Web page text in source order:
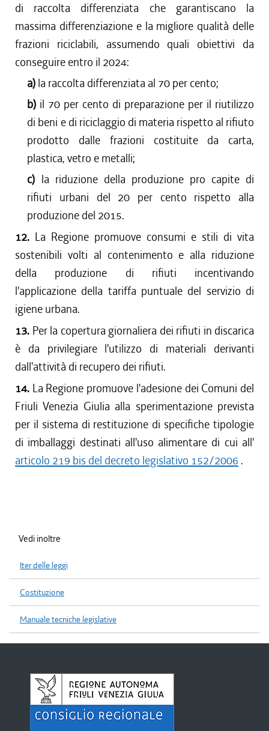
di raccolta differenziata che garantiscano la
massima differenziazione e la migliore qualità delle
frazioni riciclabili, assumendo quali obiettivi da
conseguire entro il 2024:
a) la raccolta differenziata al 70 per cento;
b) il 70 per cento di preparazione per il riutilizzo
di beni e di riciclaggio di materia rispetto al rifiuto
prodotto dalle frazioni costituite da carta,
plastica, vetro e metalli;
c) la riduzione della produzione pro capite di
rifiuti urbani del 20 per cento rispetto alla
produzione del 2015.
12. La Regione promuove consumi e stili di vita
sostenibili volti al contenimento e alla riduzione
della produzione di rifiuti incentivando
l'applicazione della tariffa puntuale del servizio di
igiene urbana.
13. Per la copertura giornaliera dei rifiuti in discarica
è da privilegiare l'utilizzo di materiali derivanti
dall'attività di recupero dei rifiuti.
14. La Regione promuove l'adesione dei Comuni del
Friuli Venezia Giulia alla sperimentazione prevista
per il sistema di restituzione di specifiche tipologie
di imballaggi destinati all'uso alimentare di cui all'
articolo 219 bis del decreto legislativo 152/2006 .
Vedi inoltre
Iter delle leggi
Costituzione
Manuale tecniche legislative